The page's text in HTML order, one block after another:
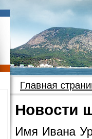
Главная
Новости
Имя Ивана